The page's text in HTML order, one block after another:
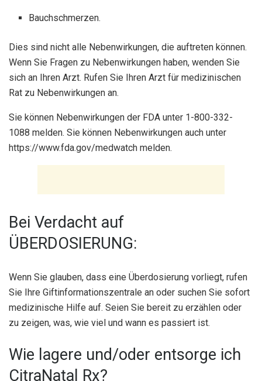
Bauchschmerzen.
Dies sind nicht alle Nebenwirkungen, die auftreten können.
Wenn Sie Fragen zu Nebenwirkungen haben, wenden Sie
sich an Ihren Arzt. Rufen Sie Ihren Arzt für medizinischen
Rat zu Nebenwirkungen an.
Sie können Nebenwirkungen der FDA unter 1-800-332-
1088 melden. Sie können Nebenwirkungen auch unter
https://www.fda.gov/medwatch melden.
Bei Verdacht auf
ÜBERDOSIERUNG:
Wenn Sie glauben, dass eine Überdosierung vorliegt, rufen
Sie Ihre Giftinformationszentrale an oder suchen Sie sofort
medizinische Hilfe auf. Seien Sie bereit zu erzählen oder
zu zeigen, was, wie viel und wann es passiert ist.
Wie lagere und/oder entsorge ich
CitraNatal Rx?